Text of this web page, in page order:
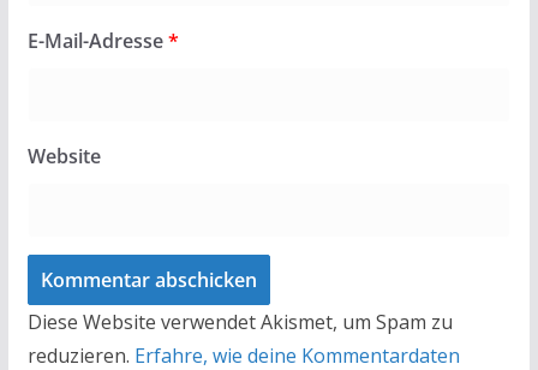
E-Mail-Adresse*
Website
Diese Website verwendet Akismet, um Spam zu
reduzieren. Erfahre, wie deine Kommentardaten